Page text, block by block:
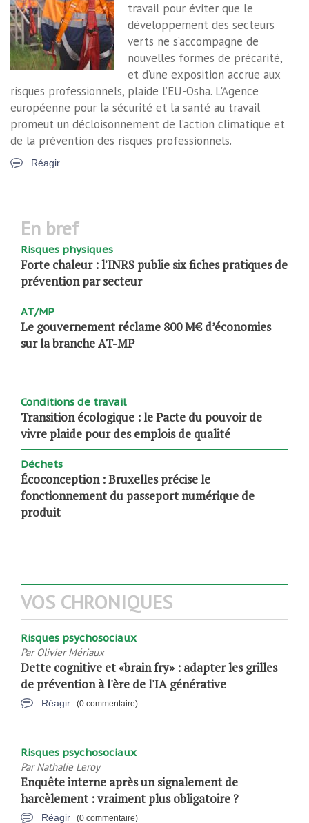
travail pour éviter que le
développement des secteurs
verts ne s’accompagne de
nouvelles formes de précarité,
et d’une exposition accrue aux
risques professionnels, plaide l’EU-Osha. L'Agence
européenne pour la sécurité et la santé au travail
promeut un décloisonnement de l’action climatique et
de la prévention des risques professionnels.
Réagir
en bref
Risques physiques
Forte chaleur : l'INRS publie six fiches pratiques de
prévention par secteur
AT/MP
Le gouvernement réclame 800 M€ d’économies
sur la branche AT-MP
Conditions de travail
Transition écologique : le Pacte du pouvoir de
vivre plaide pour des emplois de qualité
Déchets
Écoconception : Bruxelles précise le
fonctionnement du passeport numérique de
produit
VOS CHRONIQUES
Risques psychosociaux
Par Olivier Mériaux
Dette cognitive et «brain fry» : adapter les grilles
de prévention à l'ère de l'IA générative
Réagir (0 commentaire)
Risques psychosociaux
ParNathalie Leroy
Enquête interne après un signalement de
harcèlement : vraiment plus obligatoire ?
Réagir (0 commentaire)